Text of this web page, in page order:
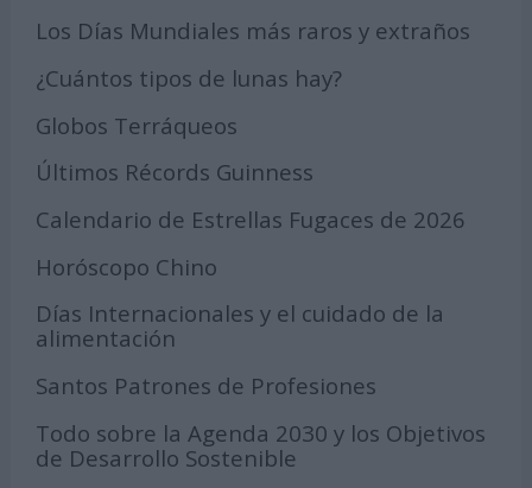
Los Días Mundiales más raros y extraños
¿Cuántos tipos de lunas hay?
Globos Terráqueos
Últimos Récords Guinness
Calendario de Estrellas Fugaces de 2026
Horóscopo Chino
Días Internacionales y el cuidado de la
alimentación
Santos Patrones de Profesiones
Todo sobre la Agenda 2030 y los Objetivos
de Desarrollo Sostenible